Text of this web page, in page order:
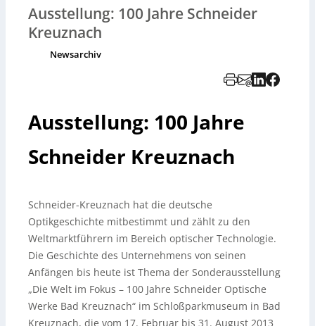
Ausstellung: 100 Jahre Schneider
Kreuznach
Newsarchiv
Ausstellung: 100 Jahre
Schneider Kreuznach
Schneider-Kreuznach hat die deutsche
Optikgeschichte mitbestimmt und zählt zu den
Weltmarktführern im Bereich optischer Technologie.
Die Geschichte des Unternehmens von seinen
Anfängen bis heute ist Thema der Sonderausstellung
„Die Welt im Fokus – 100 Jahre Schneider Optische
Werke Bad Kreuznach“ im Schloßparkmuseum in Bad
Kreuznach, die vom 17. Februar bis 31. August 2013